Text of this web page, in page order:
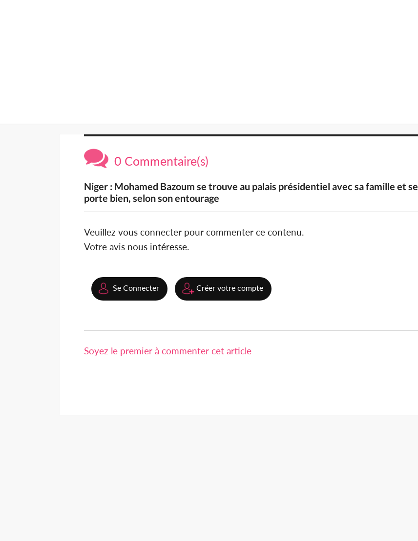
0 Commentaire(s)
Niger : Mohamed Bazoum se trouve au palais présidentiel avec sa famille et se
porte bien, selon son entourage
Veuillez vous connecter pour commenter ce contenu.
Votre avis nous intéresse.
Se Connecter Créer votre compte
Soyez le premier à commenter cet article